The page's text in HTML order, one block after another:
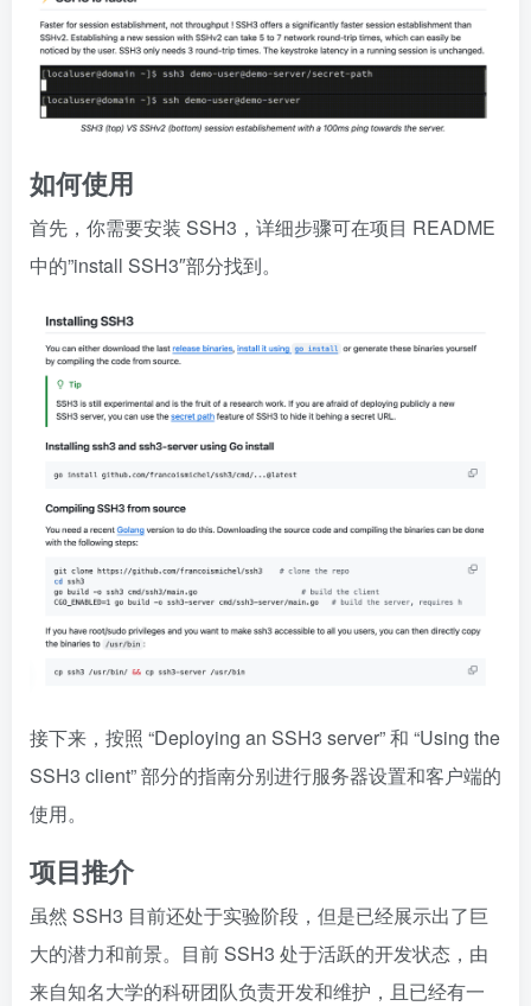
如何使用
首先，你需要安装 SSH3，详细步骤可在项目 README
中的”install SSH3″部分找到。
接下来，按照 “Deploying an SSH3 server” 和 “Using the
SSH3 client” 部分的指南分别进行服务器设置和客户端的
使用。
项目推介
虽然 SSH3 目前还处于实验阶段，但是已经展示出了巨
大的潜力和前景。目前 SSH3 处于活跃的开发状态，由
来自知名大学的科研团队负责开发和维护，且已经有一